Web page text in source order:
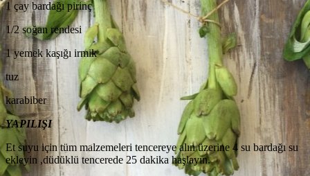
1 çay bardağı pirinç
1/2 soğan rendesi
1 yemek kaşığı irmik
tuz
karabiber
YAPILIŞI
Et suyu için tüm malzemeleri tencereye alın üzerine 4 su bardağı su
ekleyin ,düdüklü tencerede 25 dakika haşlayın.